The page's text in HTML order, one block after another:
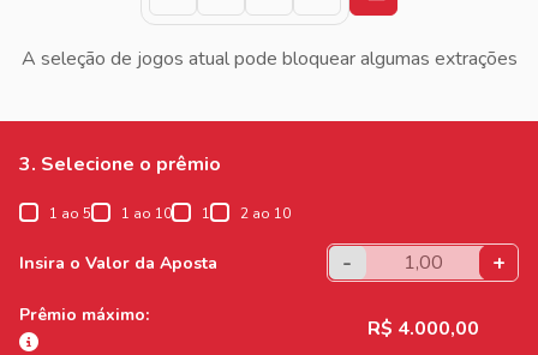
A seleção de jogos atual pode bloquear algumas extrações
3. Selecione o prêmio
1 ao 5 1 ao 10 1 2 ao 10
Insira o Valor da Aposta - +
Prêmio máximo:
R$ 4.000,00